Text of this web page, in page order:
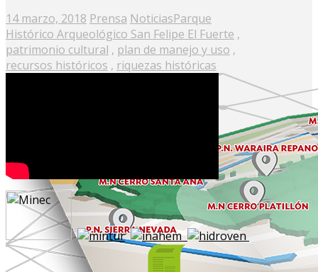
Posted
on
14 marzo, 2018 Prensa NoticiasParque
Histórico Arqueológico San Felipe El Fuerte ,
patrimonio cultural , plan de manejo y uso ,
recursos históricos , riquezas históricas